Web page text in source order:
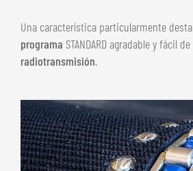
Una característica particularmente
programa STANDARD agradable y fácil
radiotransmisión.